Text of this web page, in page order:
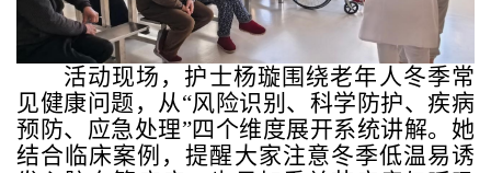
活动现场，护士杨璇围绕老年人冬季常
见健康问题，从“风险识别、科学防护、疾病
预防、应急处理”四个维度展开系统讲解。她
结合临床案例，提醒大家注意冬季低温易诱